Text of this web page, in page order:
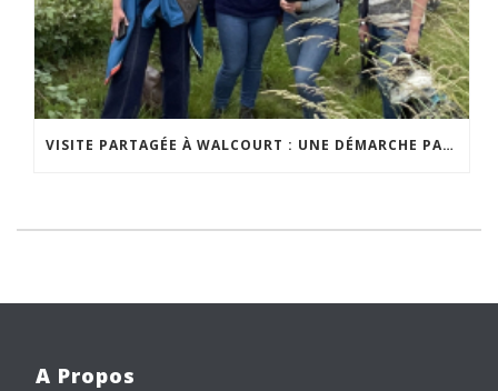
VISITE PARTAGÉE À WALCOURT : UNE DÉMARCHE PARTICIPATIVE ANIMÉE PAR ESPACE ENVIRONNEMENT
A Propos